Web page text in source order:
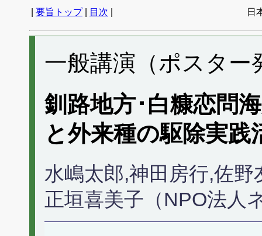
要旨トップ| 目次 日
一般講演（ポスター
釧路地方･白糠恋問
と外来種の駆除実践
水嶋太郎,神田房行,佐
正垣喜美子（NPO法人